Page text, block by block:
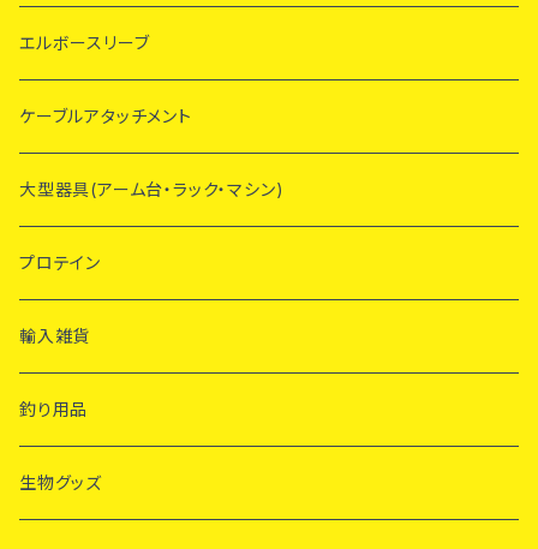
エルボースリーブ
ケーブルアタッチメント
大型器具(アーム台・ラック・マシン)
プロテイン
輸入雑貨
釣り用品
生物グッズ